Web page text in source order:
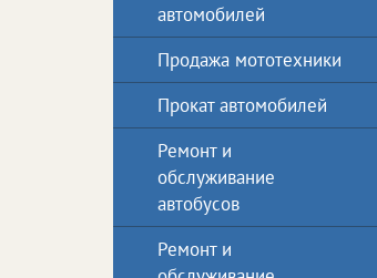
автомобилей
Продажа мототехники
Прокат автомобилей
Ремонт и
обслуживание
автобусов
Ремонт и